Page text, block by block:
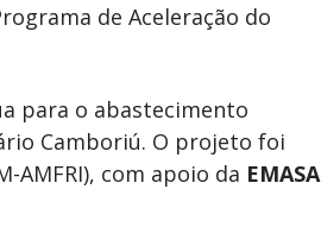
de Aceleração do
para o abastecimento
Camboriú. O projeto foi
AMFRI), com apoio da EMASA